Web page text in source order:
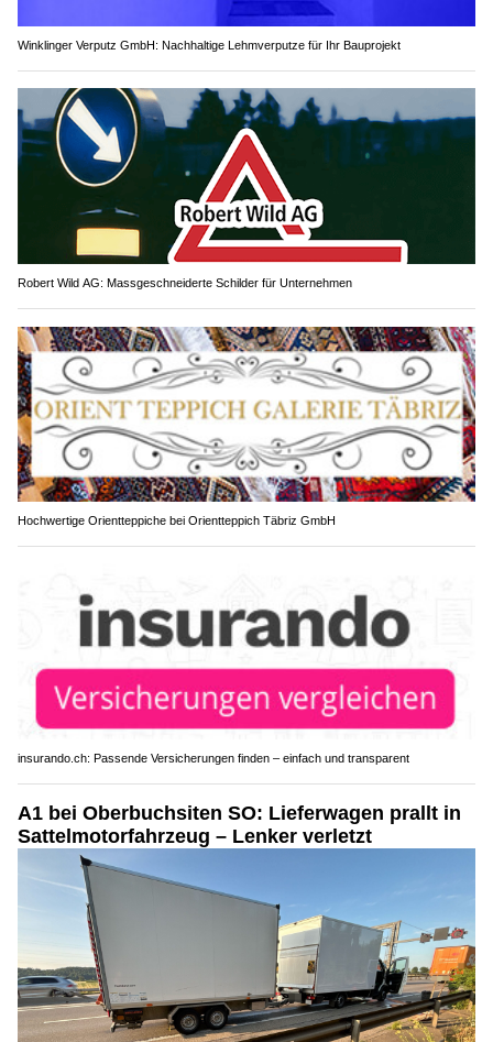
Winklinger Verputz GmbH: Nachhaltige Lehmverputze für Ihr Bauprojekt
Robert Wild AG: Massgeschneiderte Schilder für Unternehmen
Hochwertige Orientteppiche bei Orientteppich Täbriz GmbH
insurando.ch: Passende Versicherungen finden – einfach und transparent
A1 bei Oberbuchsiten SO: Lieferwagen prallt in
Sattelmotorfahrzeug – Lenker verletzt